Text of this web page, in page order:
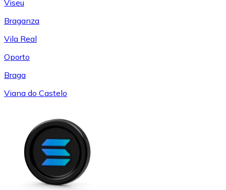
Viseu
Braganza
Vila Real
Oporto
Braga
Viana do Castelo